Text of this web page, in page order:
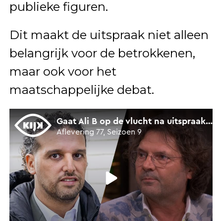
publieke figuren.
Dit maakt de uitspraak niet alleen
belangrijk voor de betrokkenen,
maar ook voor het
maatschappelijke debat.